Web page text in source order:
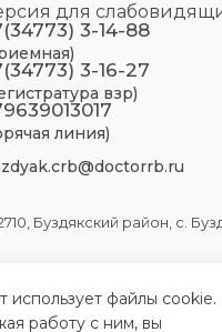
для
3-14-88
3-16-27
взр)
линия)
Буздякский район, с.
использует файлы cookie.
работу с ним, вы